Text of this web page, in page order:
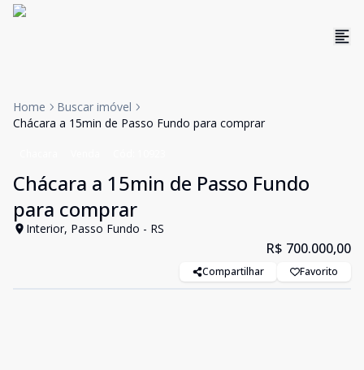
Home
Buscar imóvel
Chácara a 15min de Passo Fundo para comprar
Chácara a 15min de Passo Fundo
para comprar
Interior, Passo Fundo - RS
R$ 700.000,00
Compartilhar Favorito